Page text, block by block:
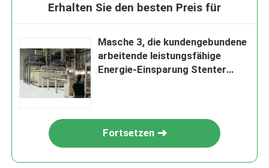
Erhalten Sie den besten Preis für
Masche 3, die kundengebundene
arbeitende leistungsfähige
Energie-Einsparung Stenter
Fortsetzen